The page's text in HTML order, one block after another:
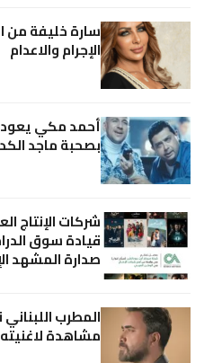
سارة خليفة من
الإجرام والاعدام
أحمد مكي يعود
بصحبة ماجد
شركات الإنتاج
قيادة سوق
صدارة المشهد
مشاهدة